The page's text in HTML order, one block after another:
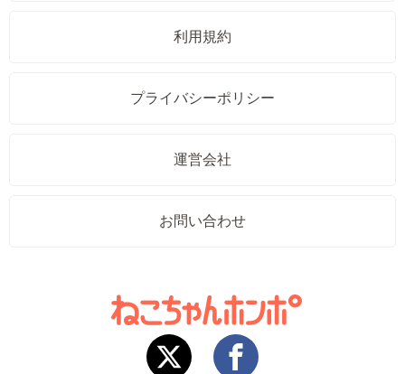
利用規約
プライバシーポリシー
運営会社
お問い合わせ